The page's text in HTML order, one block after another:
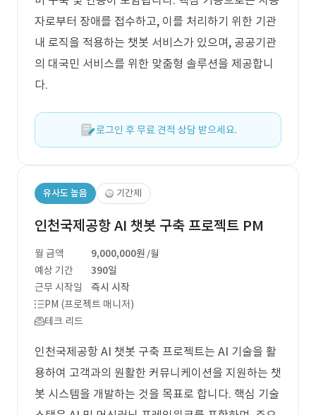
자로부터 장애를 접수하고, 이를 처리하기 위한 기관
내 로직을 적용하는 챗봇 서비스가 있으며, 공공기관
의 대국민 서비스를 위한 맞춤형 솔루션을 제공합니
다.
로그인 후 무료 견적 상담 받으세요.
유사도 높음 기간제
인천국제공항 AI 챗봇 구축 프로젝트 PM
월 금액 9,000,000원 /월
예상 기간
390일
근무 시작일
즉시 시작
PM (프로젝트 매니저)
테크 리드
인천국제공항 AI 챗봇 구축 프로젝트는 AI 기술을 활
용하여 고객과의 원활한 커뮤니케이션을 지원하는 챗
봇 시스템을 개발하는 것을 목표로 합니다. 핵심 기술